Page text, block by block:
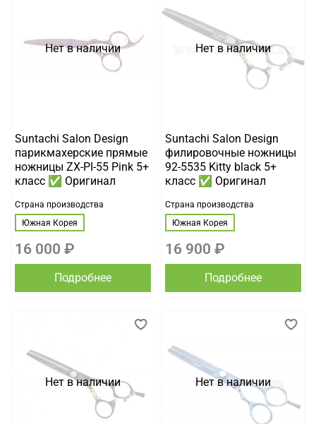
Нет в наличии
Suntachi Salon Design
парикмахерские прямые
ножницы ZX-PI-55 Pink 5+
класс ✅ Оригинал
Страна производства
Южная Корея
16 000 ₽
Подробнее
Нет в наличии
Suntachi Salon Design
филировочные ножницы
92-5535 Kitty black 5+
класс ✅ Оригинал
Страна производства
Южная Корея
16 900 ₽
Подробнее
Нет в наличии Нет в наличии